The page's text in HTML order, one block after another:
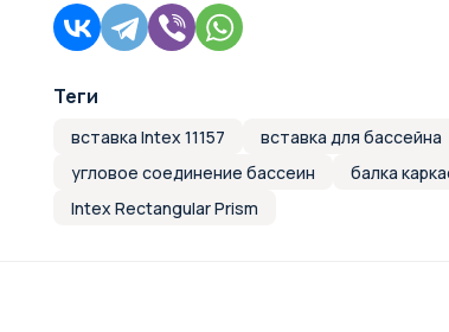
Теги
вставка Intex 11157 вставка для бассейна
угловое соединение бассеин
балка
Intex Rectangular Prism